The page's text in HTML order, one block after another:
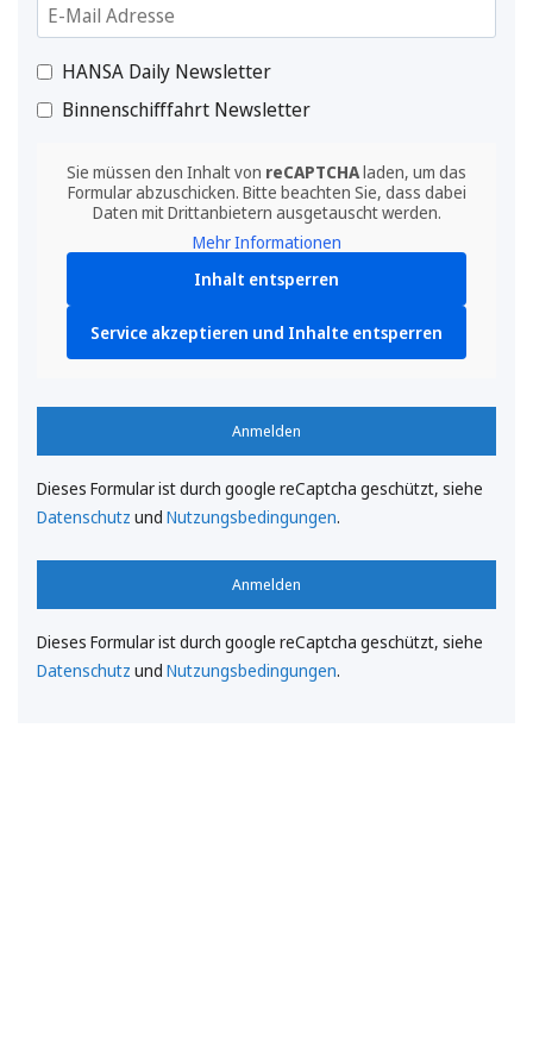
HANSA Daily Newsletter
Binnenschifffahrt Newsletter
Sie müssen den Inhalt von reCAPTCHAladen, um das
Formular abzuschicken. Bitte beachten Sie, dass dabei
Daten mit Drittanbietern ausgetauscht werden.
Mehr Informationen
Inhalt entsperren
Service akzeptieren und Inhalte entsperren
Anmelden
Dieses Formular ist durch google reCaptcha geschützt, siehe
Datenschutz und Nutzungsbedingungen.
Anmelden
Dieses Formular ist durch google reCaptcha geschützt, siehe
Datenschutz und Nutzungsbedingungen.